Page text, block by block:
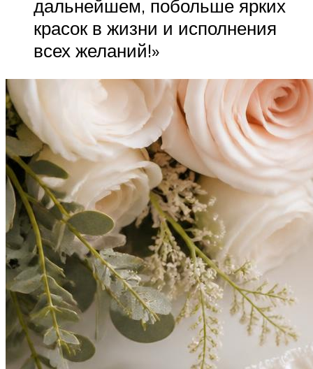
дальнейшем, побольше ярких
красок в жизни и исполнения
всех желаний!»